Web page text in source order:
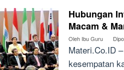
Hubungan
Macam &
Oleh Ibu Guru
Materi.Co.ID
kesempatan